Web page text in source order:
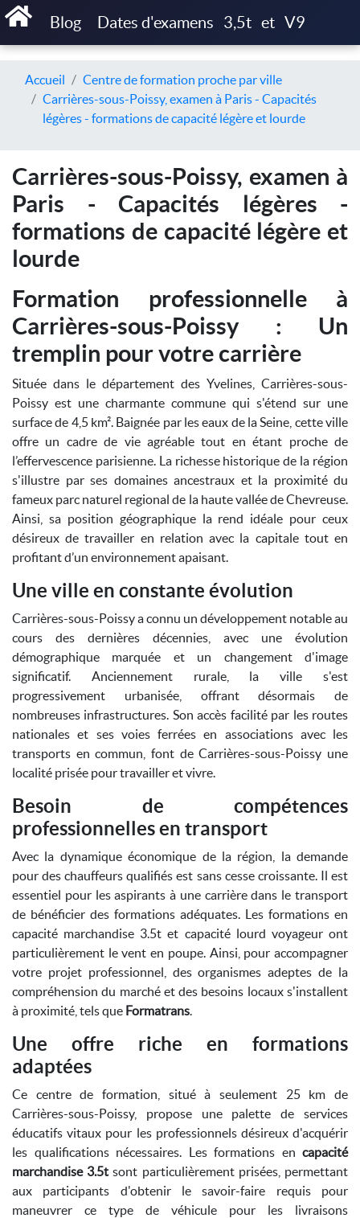
Blog Dates d'examens 3,5t et V9
Accueil
Centre de formation proche par ville
Carrières-sous-Poissy, examen à Paris - Capacités
légères - formations de capacité légère et lourde
Carrières-sous-Poissy, examen à
Paris - Capacités légères -
formations de capacité légère et
lourde
Formation professionnelle à
Carrières-sous-Poissy : Un
tremplin pour votre carrière
Située dans le département des Yvelines, Carrières-sous-
Poissy est une charmante commune qui s'étend sur une
surface de 4,5 km². Baignée par les eaux de la Seine, cette ville
offre un cadre de vie agréable tout en étant proche de
l’effervescence parisienne. La richesse historique de la région
s'illustre par ses domaines ancestraux et la proximité du
fameux parc naturel regional de la haute vallée de Chevreuse.
Ainsi, sa position géographique la rend idéale pour ceux
désireux de travailler en relation avec la capitale tout en
profitant d’un environnement apaisant.
Une ville en constante évolution
Carrières-sous-Poissy a connu un développement notable au
cours des dernières décennies, avec une évolution
démographique marquée et un changement d'image
significatif. Anciennement rurale, la ville s'est
progressivement urbanisée, offrant désormais de
nombreuses infrastructures. Son accès facilité par les routes
nationales et ses voies ferrées en associations avec les
transports en commun, font de Carrières-sous-Poissy une
localité prisée pour travailler et vivre.
Besoin de compétences
professionnelles en transport
Avec la dynamique économique de la région, la demande
pour des chauffeurs qualifiés est sans cesse croissante. Il est
essentiel pour les aspirants à une carrière dans le transport
de bénéficier des formations adéquates. Les formations en
capacité marchandise 3.5t et capacité lourd voyageur ont
particulièrement le vent en poupe. Ainsi, pour accompagner
votre projet professionnel, des organismes adeptes de la
compréhension du marché et des besoins locaux s'installent
à proximité, tels que Formatrans.
Une offre riche en formations
adaptées
Ce centre de formation, situé à seulement 25 km de
Carrières-sous-Poissy, propose une palette de services
éducatifs vitaux pour les professionnels désireux d'acquérir
les qualifications nécessaires. Les formations en capacité
marchandise 3.5t sont particulièrement prisées, permettant
aux participants d'obtenir le savoir-faire requis pour
maneuvrer ce type de véhicule pour les livraisons